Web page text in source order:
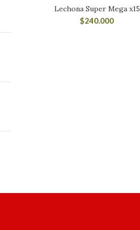
Lechona Super Mega x15
$240.000